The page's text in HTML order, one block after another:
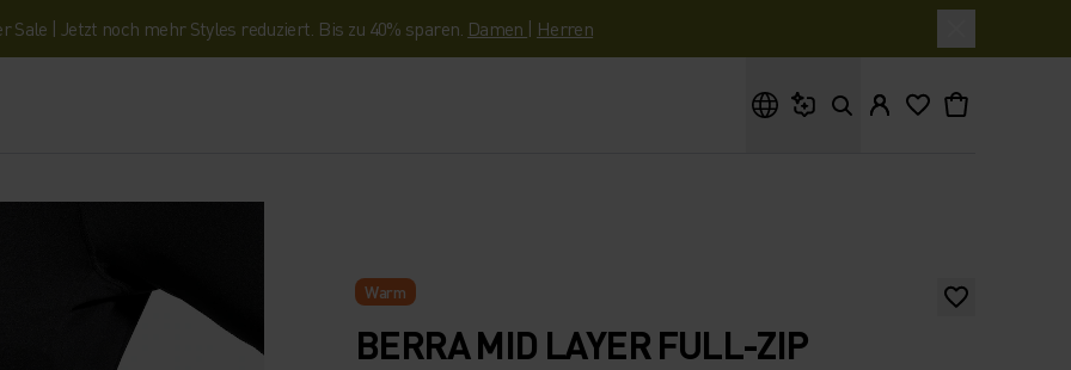
Sale | Jetzt noch mehr Styles reduziert. Bis zu 40% sparen. Damen | Herren
Warm
BERRA MID LAYER FULL-ZIP